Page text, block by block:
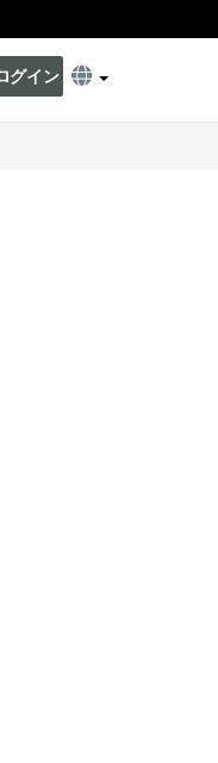
グイン